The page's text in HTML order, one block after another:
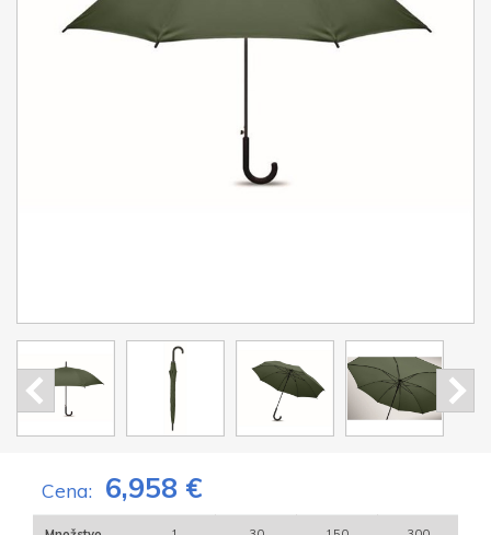
Cena: 6,958 €